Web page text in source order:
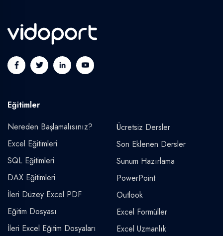
Eğitimler
Nereden Başlamalısınız?
Excel Eğitimleri
SQL Eğitimleri
DAX Eğitimleri
İleri Düzey Excel PDF
Eğitim Dosyası
İleri Excel Eğitim Dosyaları
Ücretsiz Dersler
Son Eklenen Dersler
Sunum Hazırlama
PowerPoint
Outlook
Excel Formüller
Excel Uzmanlık